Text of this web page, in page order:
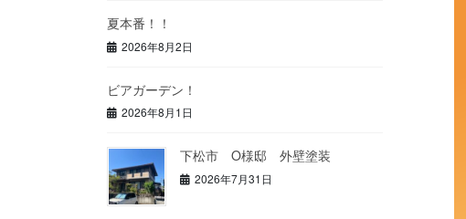
夏本番！！
2026年8月2日
ビアガーデン！
2026年8月1日
下松市 O様邸 外壁塗装
2026年7月31日